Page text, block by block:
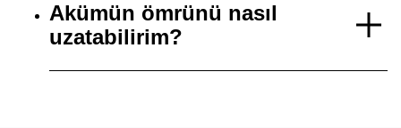
Akümün ömrünü nasıl
uzatabilirim?